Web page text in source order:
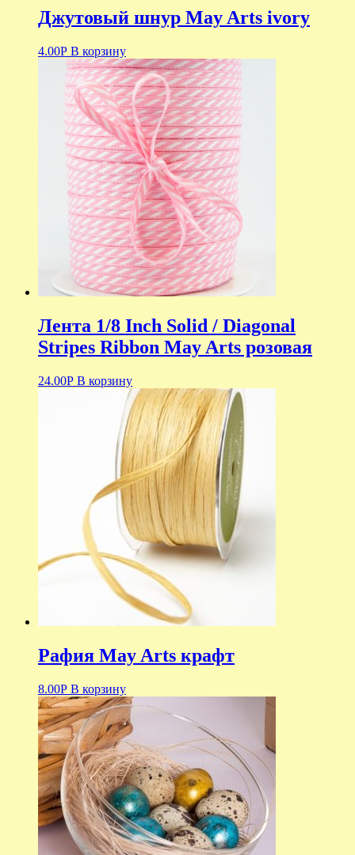
Джутовый шнур May Arts ivory
4.00Р В корзину
Лента 1/8 Inch Solid / Diagonal
Stripes Ribbon May Arts розовая
24.00Р В корзину
Рафия May Arts крафт
8.00Р В корзину